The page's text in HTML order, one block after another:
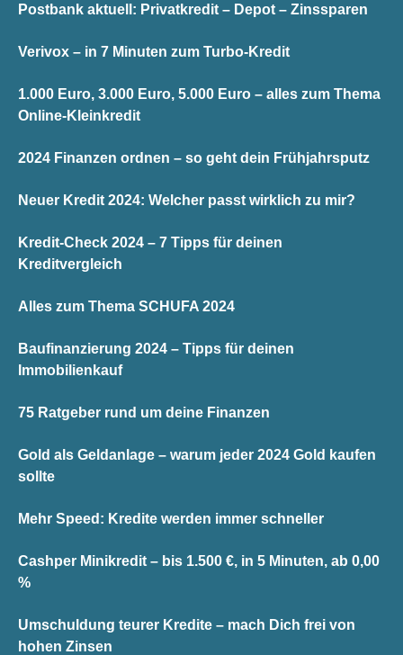
Postbank aktuell: Privatkredit – Depot – Zinssparen
Verivox – in 7 Minuten zum Turbo-Kredit
1.000 Euro, 3.000 Euro, 5.000 Euro – alles zum Thema
Online-Kleinkredit
2024 Finanzen ordnen – so geht dein Frühjahrsputz
Neuer Kredit 2024: Welcher passt wirklich zu mir?
Kredit-Check 2024 – 7 Tipps für deinen
Kreditvergleich
Alles zum Thema SCHUFA 2024
Baufinanzierung 2024 – Tipps für deinen
Immobilienkauf
75 Ratgeber rund um deine Finanzen
Gold als Geldanlage – warum jeder 2024 Gold kaufen
sollte
Mehr Speed: Kredite werden immer schneller
Cashper Minikredit – bis 1.500 €, in 5 Minuten, ab 0,00
%
Umschuldung teurer Kredite – mach Dich frei von
hohen Zinsen